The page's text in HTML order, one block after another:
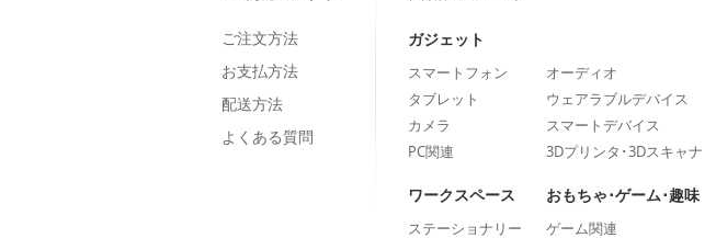
ご注文方法
お支払方法
配送方法
よくある質問
ガジェット
スマートフォン
タブレット
カメラ
PC関連
オーディオ
ウェアラブルデバイス
スマートデバイス
3Dプリンタ･3Dスキャナ
ワークスペース
ステーショナリー
おもちゃ･ゲーム･趣味
ゲーム関連